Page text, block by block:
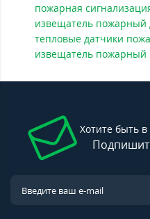
пожарная
извещатель пожарный
тепловые датчики
извещатель
Хотите быть в